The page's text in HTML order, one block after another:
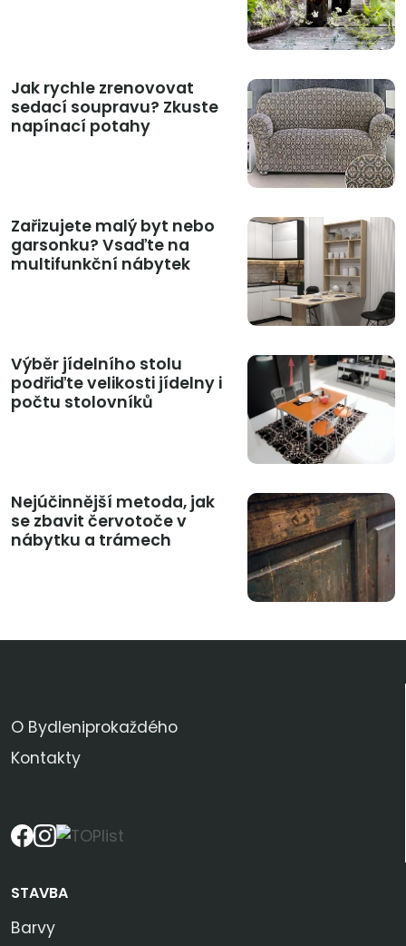
Jak rychle zrenovovat
sedací soupravu? Zkuste
napínací potahy
Zařizujete malý byt nebo
garsonku? Vsaďte na
multifunkční nábytek
Výběr jídelního stolu
podřiďte velikosti jídelny i
počtu stolovníků
Nejúčinnější metoda, jak
se zbavit červotoče v
nábytku a trámech
O Bydleniprokaždého
Kontakty
STAVBA
Barvy